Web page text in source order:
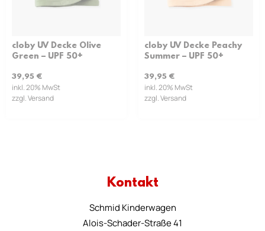
cloby UV Decke Olive
Green – UPF 50+
39,95 €
inkl. 20% MwSt
zzgl. Versand
cloby UV Decke Peachy
Summer – UPF 50+
39,95 €
inkl. 20% MwSt
zzgl. Versand
Kontakt
Schmid Kinderwagen
Alois-Schader-Straße 41